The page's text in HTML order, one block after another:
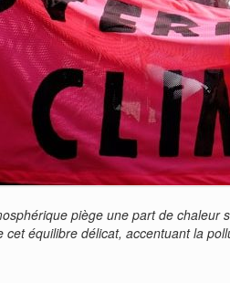
piège une part de
cet équilibre délicat, accentuant la